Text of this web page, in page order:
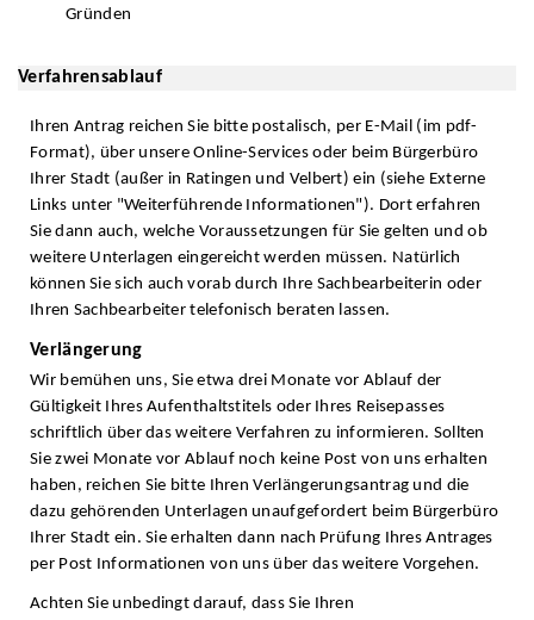
Gründen
Verfahrensablauf
Ihren Antrag reichen Sie bitte postalisch, per E-Mail (im pdf-
Format), über unsere Online-Services oder beim Bürgerbüro
Ihrer Stadt (außer in Ratingen und Velbert) ein (siehe Externe
Links unter "Weiterführende Informationen"). Dort erfahren
Sie dann auch, welche Voraussetzungen für Sie gelten und ob
weitere Unterlagen eingereicht werden müssen. Natürlich
können Sie sich auch vorab durch Ihre Sachbearbeiterin oder
Ihren Sachbearbeiter telefonisch beraten lassen.
Verlängerung
Wir bemühen uns, Sie etwa drei Monate vor Ablauf der
Gültigkeit Ihres Aufenthaltstitels oder Ihres Reisepasses
schriftlich über das weitere Verfahren zu informieren. Sollten
Sie zwei Monate vor Ablauf noch keine Post von uns erhalten
haben, reichen Sie bitte Ihren Verlängerungsantrag und die
dazu gehörenden Unterlagen unaufgefordert beim Bürgerbüro
Ihrer Stadt ein. Sie erhalten dann nach Prüfung Ihres Antrages
per Post Informationen von uns über das weitere Vorgehen.
Achten Sie unbedingt darauf, dass Sie Ihren